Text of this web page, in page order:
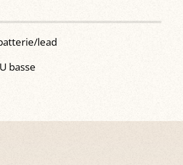
lead
basse